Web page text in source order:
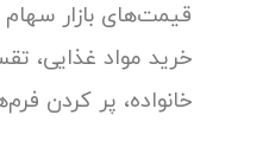
قیمت‌های بازار
خرید مواد غذایی،
خانواده، پر کردن